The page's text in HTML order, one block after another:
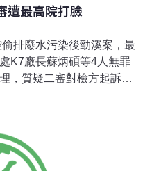
遭最高院打臉
排廢水污染後勁溪案，最
K7廠長蘇炳碩等4人無罪
，質疑二審對檢方起訴事
最高法院刑九庭指出，案
，案發時雖然水污染防制
物，仍違反廢棄物清理